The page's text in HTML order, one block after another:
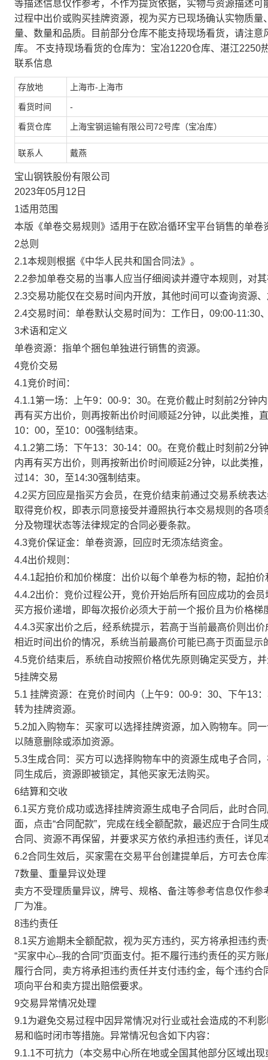
等描述信息仅作参考，不作为提货依据，实物与资源描述
过程中出价或购买挂牌资源，视为买方已现场确认实物质
量、数量和品质。目前部分仓库不能支持现场看货，请注
库。 不支持现场看货的仓库为：宝冶1220仓库、湛江2250
联系信息
存放地 上海市-上海市
看货时间 -
看货仓库 上海宝钢运输有限公司72号库（宝冶库）
联系人 戴燕
宝山钢铁股份有限公司
2023年05月12日
1适用范围
本版《单卷交易规则》适用于在欧冶循环宝平台销售的单卷
2总则
2.1本规则根据《中华人民共和国合同法》。
2.2参加单卷交易的当事人应当仔细阅读并遵守本规则，对
2.3交易功能仅在交易时间内开放，其他时间可以查询资源
2.4交易时间：单卷默认交易时间为：工作日，09:00-11:30
3术语和定义
单卷资源：指单个捆包单独进行销售的资源。
4竞价交易
4.1竞价时间：
4.1.1第一场：上午9：00-9：30。在竞价截止时刻前2分钟
再有买方出价，则再按新出价时间顺延2分钟，以此类推，
10：00，至10：00强制结束。
4.1.2第二场：下午13：30-14：00。在竞价截止时刻前2分
内再有买方出价，则再按新出价时间顺延2分钟，以此类推
过14：30，至14:30强制结束。
4.2买方回应是指买方会员，在竞价结束前通过交易系统表
取得竞价权，即表示同意接受并遵照执行本交易规则的各
分及物理状态等法律规定的合同必要条款。
4.3竞价保证金：单卷资源，回应时无须冻结资金。
4.4出价规则：
4.4.1起拍价和加价梯度：出价以每个单卷为标的物，起拍
4.4.2出价：竞价过程公开，竞价开始后所有回应成功的会
买方报价递增，即每次报价必须大于前一个报价且为价格
4.4.3买家出价之后，经系统提示，若高于当前最高价则出
相近时间出价的情况，系统当前最高价可能已高于页面显示
4.5竞价结束后，系统自动按照价格优先原则确定买受方，
5挂牌交易
5.1 挂牌资源：在竞价时间内（上午9：00-9：30、下午13
转为挂牌资源。
5.2加入购物车：买家可以选择挂牌资源，加入购物车。同
以随意删除或添加资源。
5.3生成合同：买方可以选择购物车中的资源生成电子合同
同生成后，资源即被锁定，其他买家无法购买。
6结算和交收
6.1买方竞价成功或选择挂牌资源生成电子合同后，此时合
面，点击“合同配款”，完成在线全额配款，最迟应于合同
合同、资源不再保留，并要求买方依约承担违约责任，详见
6.2合同生效后，买家需在交易平台创建提单后，方可去仓
7数量、重量异议处理
卖方不受理质量异议，牌号、规格、备注等参考信息仅作
厂为准。
8违约责任
8.1买方逾期未全额配款，视为买方违约，买方将承担违约
“买家中心--我的合同”页面支付。拒不履行违约责任的买方
履行合同，卖方将承担违约责任并支付违约金，每个违约
项向平台和卖方提出赔偿要求。
9交易异常情况处理
9.1为避免交易过程中因异常情况对行业或社会造成的不利
易和临时闭市等措施。异常情况包含如下内容：
9.1.1不可抗力（本交易中心所在地或全国其他部分区域出